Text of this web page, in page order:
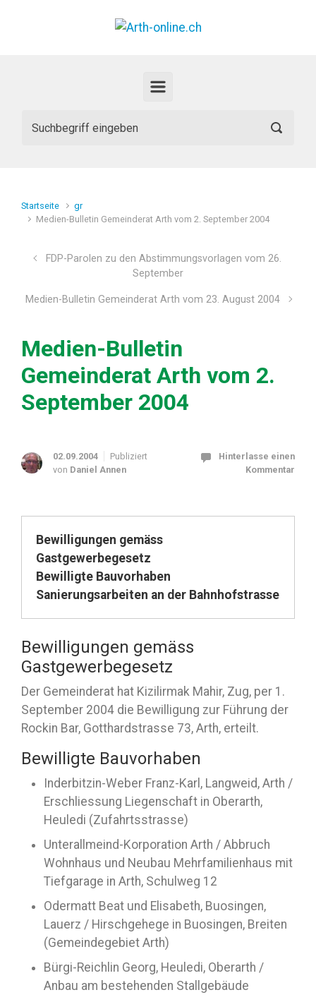
Startseite
gr
Medien-Bulletin Gemeinderat Arth vom 2. September 2004
FDP-Parolen zu den Abstimmungsvorlagen vom 26.
September
Medien-Bulletin Gemeinderat Arth vom 23. August 2004
Medien-Bulletin
Gemeinderat Arth vom 2.
September 2004
02.09.2004
Publiziert
von Daniel Annen
Hinterlasse einen
Kommentar
Bewilligungen gemäss
Gastgewerbegesetz
Bewilligte Bauvorhaben
Sanierungsarbeiten an der Bahnhofstrasse
Bewilligungen gemäss
Gastgewerbegesetz
Der Gemeinderat hat Kizilirmak Mahir, Zug, per 1.
September 2004 die Bewilligung zur Führung der
Rockin Bar, Gotthardstrasse 73, Arth, erteilt.
Bewilligte Bauvorhaben
Inderbitzin-Weber Franz-Karl, Langweid, Arth /
Erschliessung Liegenschaft in Oberarth,
Heuledi (Zufahrtsstrasse)
Unterallmeind-Korporation Arth / Abbruch
Wohnhaus und Neubau Mehrfamilienhaus mit
Tiefgarage in Arth, Schulweg 12
Odermatt Beat und Elisabeth, Buosingen,
Lauerz / Hirschgehege in Buosingen, Breiten
(Gemeindegebiet Arth)
Bürgi-Reichlin Georg, Heuledi, Oberarth /
Anbau am bestehenden Stallgebäude